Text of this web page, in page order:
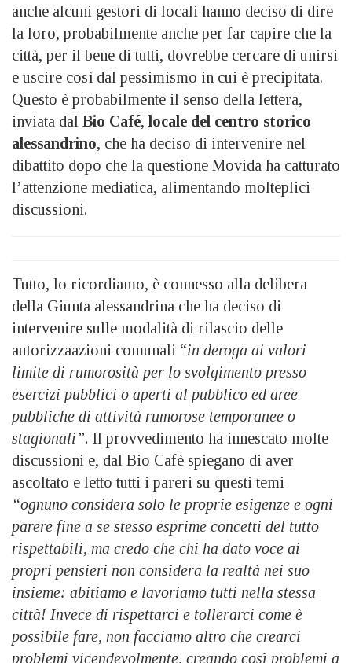
anche alcuni gestori di locali hanno deciso di dire
la loro, probabilmente anche per far capire che la
città, per il bene di tutti, dovrebbe cercare di unirsi
e uscire così dal pessimismo in cui è precipitata.
Questo è probabilmente il senso della lettera,
inviata dal Bio Café, locale del centro storico
alessandrino, che ha deciso di intervenire nel
dibattito dopo che la questione Movida ha catturato
l’attenzione mediatica, alimentando molteplici
discussioni.
Tutto, lo ricordiamo, è connesso alla delibera
della Giunta alessandrina che ha deciso di
intervenire sulle modalità di rilascio delle
autorizzaazioni comunali “in deroga ai valori
limite di rumorosità per lo svolgimento presso
esercizi pubblici o aperti al pubblico ed aree
pubbliche di attività rumorose temporanee o
stagionali”. Il provvedimento ha innescato molte
discussioni e, dal Bio Cafè spiegano di aver
ascoltato e letto tutti i pareri su questi temi
“ognuno considera solo le proprie esigenze e ogni
parere fine a se stesso esprime concetti del tutto
rispettabili, ma credo che chi ha dato voce ai
propri pensieri non considera la realtà nei suo
insieme: abitiamo e lavoriamo tutti nella stessa
città! Invece di rispettarci e tollerarci come è
possibile fare, non facciamo altro che crearci
problemi vicendevolmente, creando così problemi a